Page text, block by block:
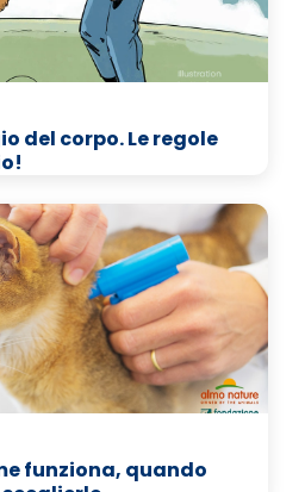
del corpo. Le regole
funziona, quando